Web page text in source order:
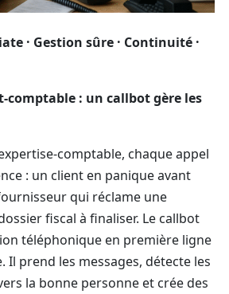
· Gestion sûre · Continuité ·
comptable : un callbot gère les
comptable, chaque appel
: un client en panique avant
qui réclame une
fiscal à finaliser. Le callbot
téléphonique en première ligne
Il prend les messages, détecte les
la bonne personne et crée des